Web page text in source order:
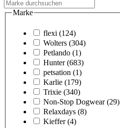
Marke
flexi (124)
Wolters (304)
Petlando (1)
Hunter (683)
petsation (1)
Karlie (179)
Trixie (340)
Non-Stop Dogwear (29)
Relaxdays (8)
Kieffer (4)